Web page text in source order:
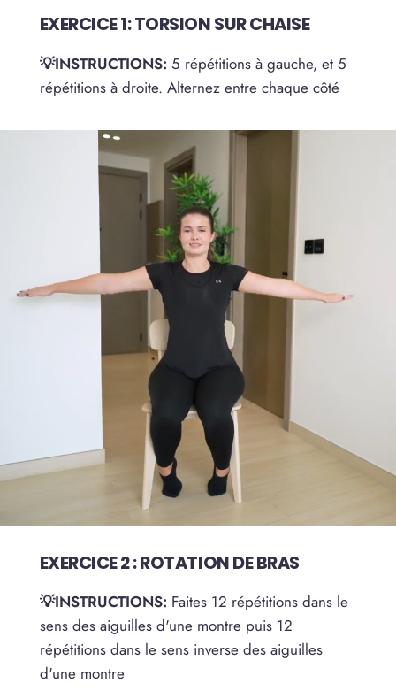
EXERCICE 1: TORSION SUR CHAISE
💡INSTRUCTIONS: 5 répétitions à gauche, et 5
répétitions à droite. Alternez entre chaque côté
EXERCICE 2 : ROTATION DE BRAS
💡INSTRUCTIONS: Faites 12 répétitions dans le
sens des aiguilles d'une montre puis 12
répétitions dans le sens inverse des aiguilles
d'une montre